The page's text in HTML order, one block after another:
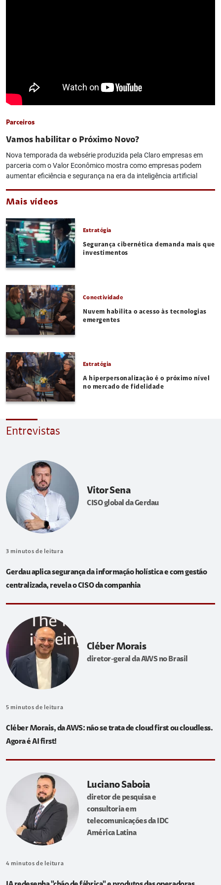
Parceiros
Vamos habilitar o Próximo Novo?
Nova temporada da websérie produzida pela Claro empresas em
parceria com o Valor Econômico mostra como empresas podem
aumentar eficiência e segurança na era da inteligência artificial
Mais vídeos
Estratégia
Segurança cibernética demanda mais que
investimentos
Conectividade
Nuvem habilita o acesso às tecnologias
emergentes
Estratégia
A hiperpersonalização é o próximo nível
no mercado de fidelidade
Entrevistas
Vitor Sena
CISO global da Gerdau
3 minutos de leitura
Gerdau aplica segurança da informação holística e com gestão
centralizada, revela o CISO da companhia
Cléber Morais
diretor-geral da AWS no Brasil
5 minutos de leitura
Cléber Morais, da AWS: não se trata de cloud first ou cloudless.
Agora é AI first!
Luciano Saboia
diretor de pesquisa e
consultoria em
telecomunicações da IDC
América Latina
4 minutos de leitura